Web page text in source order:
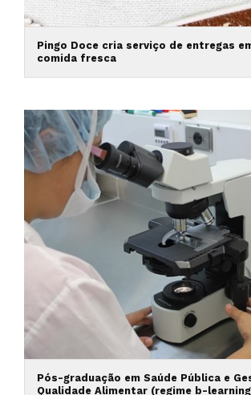
Pingo Doce cria serviço de entregas
comida fresca
Pós-graduação em Saúde Pública e
Qualidade Alimentar (regime b-